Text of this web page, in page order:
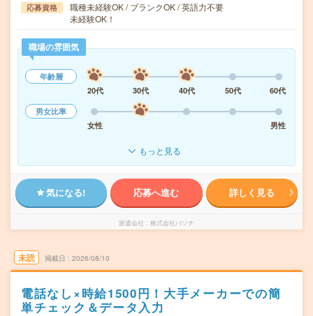
応募資格
職種未経験OK / ブランクOK / 英語力不要
未経験OK！
職場の雰囲気
年齢層
20代
30代 40代 50代
60代
男女比率
女性
男性
もっと見る
気になる! 応募へ進む 詳しく見る
派遣会社 株式会社パソナ
未読 掲載日 2026/08/10
電話なし×時給1500円！大手メーカーでの簡
単チェック＆データ入力